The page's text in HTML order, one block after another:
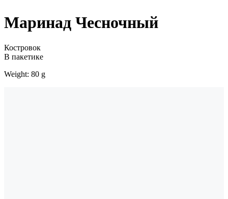
Маринад Чесночный
Костровок
В пакетике
Weight: 80 g